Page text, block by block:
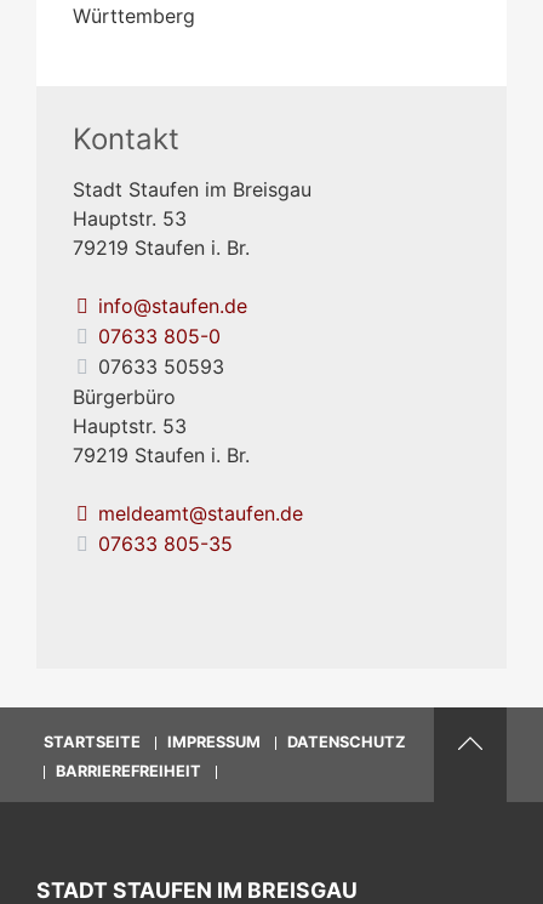
Württemberg
Kontakt
Stadt Staufen im Breisgau
Hauptstr. 53
79219 Staufen i. Br.
info@staufen.de
07633 805-0
07633 50593
Bürgerbüro
Hauptstr. 53
79219 Staufen i. Br.
meldeamt@staufen.de
07633 805-35
STARTSEITE IMPRESSUM
DATENSCHUTZ
BARRIEREFREIHEIT
STADT STAUFEN IM BREISGAU